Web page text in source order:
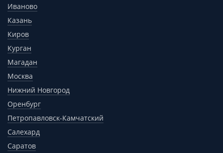
Иваново
Казань
Киров
Курган
Магадан
Москва
Нижний Новгород
Оренбург
Петропавловск-Камчатский
Салехард
Саратов